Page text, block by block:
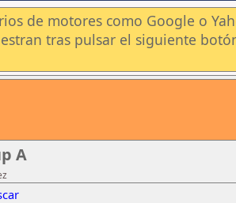
de motores como Google o
tras pulsar el siguiente
A